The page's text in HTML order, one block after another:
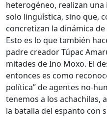
heterogéneo, realizan
solo lingüística, sino que,
concretizan la dinámica
Esto es lo que también
padre creador Túpac
mitades de Ino Moxo. El
entonces es como
política” de agentes no-
tenemos a los achachilas,
la batalla del espanto con